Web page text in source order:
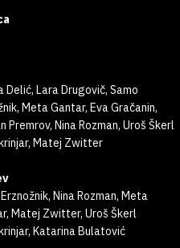
Delić, Lara Drugovič, Samo
Meta Gantar, Eva Gračanin,
Premrov, Nina Rozman, Uroš Škerl
Matej Zwitter
Nina Rozman, Meta
Matej Zwitter, Uroš Škerl
Katarina Bulatović